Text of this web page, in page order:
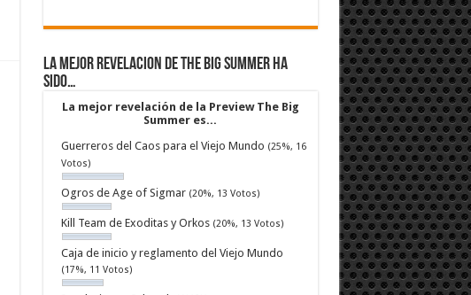
La mejor revelacion de The Big Summer ha
sido…
La mejor revelación de la Preview The Big
Summer es...
Guerreros del Caos para el Viejo Mundo (25%, 16
Votos)
Ogros de Age of Sigmar (20%, 13 Votos)
Kill Team de Exoditas y Orkos (20%, 13 Votos)
Caja de inicio y reglamento del Viejo Mundo
(17%, 11 Votos)